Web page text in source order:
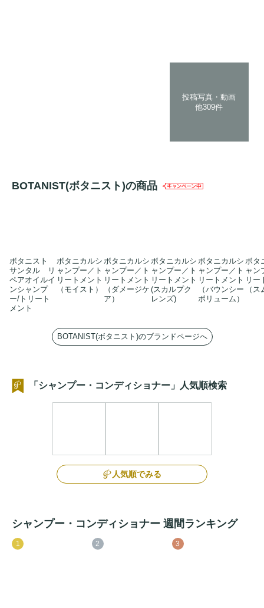
投稿写真・動画
他309件
BOTANIST(ボタニスト)の商品
ボタニスト
サンタル リ
ペアオイルイ
ンシャンプ
ー/トリート
メント
ボタニカルシ
ャンプー／ト
リートメント
（モイスト）
ボタニカルシ
ャンプー／ト
リートメント
（ダメージケ
ア）
ボタニカルシ
ャンプー／ト
リートメント
(スカルプク
レンズ)
ボタニカルシ
ャンプー／ト
リートメント
（バウンシー
ボリューム）
ボタ
ャン
リー
（
BOTANIST(ボタニスト)のブランドページへ
「シャンプー・コンディショナー」人気順検索
人気順でみる
シャンプー・コンディショナー 週間ランキング
1 2 3